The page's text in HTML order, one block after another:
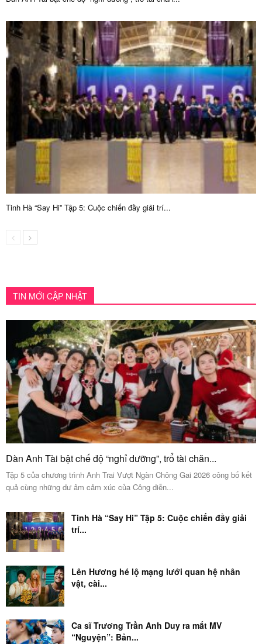
Tinh Hà “Say Hi” Tập 5: Cuộc chiến đầy giải trí...
TIN MỚI CẬP NHẬT
Dàn Anh Tài bật chế độ “nghỉ dưỡng”, trổ tài chăn...
Tập 5 của chương trình Anh Trai Vượt Ngàn Chông Gai 2026 công bố kết
quả cùng những dư âm cảm xúc của Công diễn...
Tinh Hà “Say Hi” Tập 5: Cuộc chiến đầy giải
trí...
Lên Hương hé lộ mạng lưới quan hệ nhân
vật, cài...
Ca sĩ Trương Trần Anh Duy ra mắt MV
“Nguyện”: Bản...